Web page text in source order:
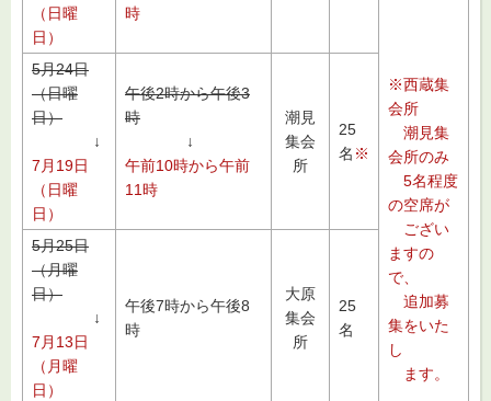
（日曜
日）
時
※西蔵集
会所
潮見集
会所のみ
5名程度
の空席が
ござい
ますの
で、
追加募
集をいた
し
ます。
5月24日
（日曜
日）
↓
7月19日
（日曜
日）
午後2時から午後3
時
↓
午前10時から午前
11時
潮見
集会
所
25
名 ※
5月25日
（月曜
日）
↓
7月13日
（月曜
日）
午後7時から午後8
時
大原
集会
所
25
名